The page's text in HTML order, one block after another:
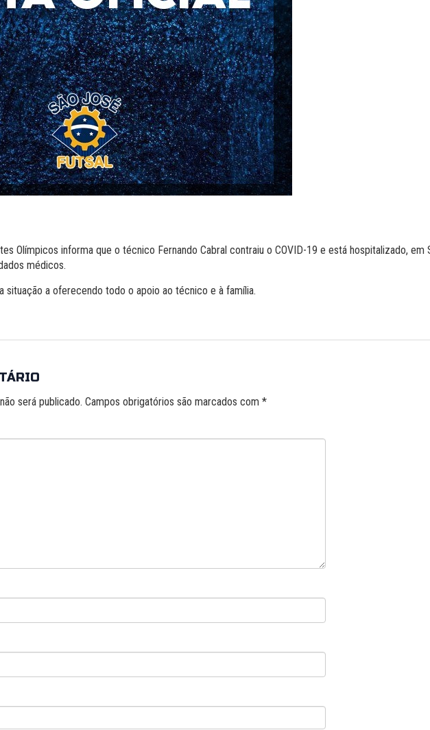
Olímpicos informa que o técnico Fernando Cabral contraiu o COVID-19 e está hospitalizado, em
médicos.
situação a oferecendo todo o apoio ao técnico e à família.
será publicado. Campos obrigatórios são marcados com *